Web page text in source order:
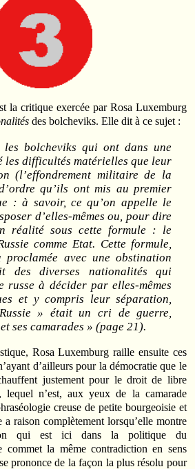
la critique exercée par Rosa Luxemburg
des bolcheviks. Elle dit à ce sujet :
les bolcheviks qui ont dans une
les difficultés matérielles que leur
(l’effondrement militaire de la
qu’ils ont mis au premier
: à savoir, ce qu’on appelle le
d’elles-mêmes ou, pour dire
réalité sous cette formule : le
comme Etat. Cette formule,
proclamée avec une obstination
des diverses nationalités qui
russe à décider par elles-mêmes
et y compris leur séparation,
» était un cri de guerre,
ses camarades » (page 21).
Rosa Luxemburg raille ensuite ces
d’ailleurs pour la démocratie que le
justement pour le droit de libre
lequel n’est, aux yeux de la camarade
creuse de petite bourgeoisie et
raison complètement lorsqu’elle montre
qui est ici dans la politique du
commet la même contradiction en sens
prononce de la façon la plus résolu pour